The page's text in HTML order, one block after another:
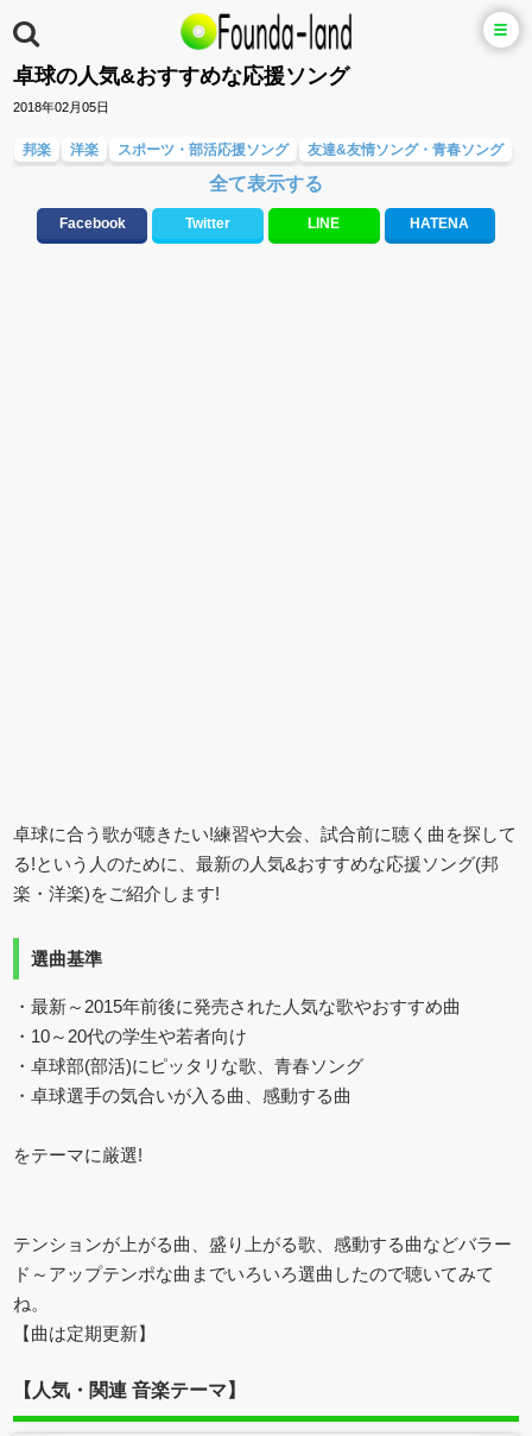
卓球の人気&おすすめな応援ソング
2018年02月05日
邦楽 洋楽 スポーツ・部活応援ソング 友達&友情ソング・青春ソング
バラード・歌詞が泣ける歌 メロディ・曲の雰囲気別
テンションが上がる歌&盛り上がる曲
全て表示する
Facebook Twitter LINE HATENA
卓球に合う歌が聴きたい!練習や大会、試合前に聴く曲を探して
る!という人のために、最新の人気&おすすめな応援ソング(邦
楽・洋楽)をご紹介します!
選曲基準
・最新～2015年前後に発売された人気な歌やおすすめ曲
・10～20代の学生や若者向け
・卓球部(部活)にピッタリな歌、青春ソング
・卓球選手の気合いが入る曲、感動する曲
をテーマに厳選!
テンションが上がる曲、盛り上がる歌、感動する曲などバラー
ド～アップテンポな曲までいろいろ選曲したので聴いてみて
ね。
【曲は定期更新】
【人気・関連 音楽テーマ】